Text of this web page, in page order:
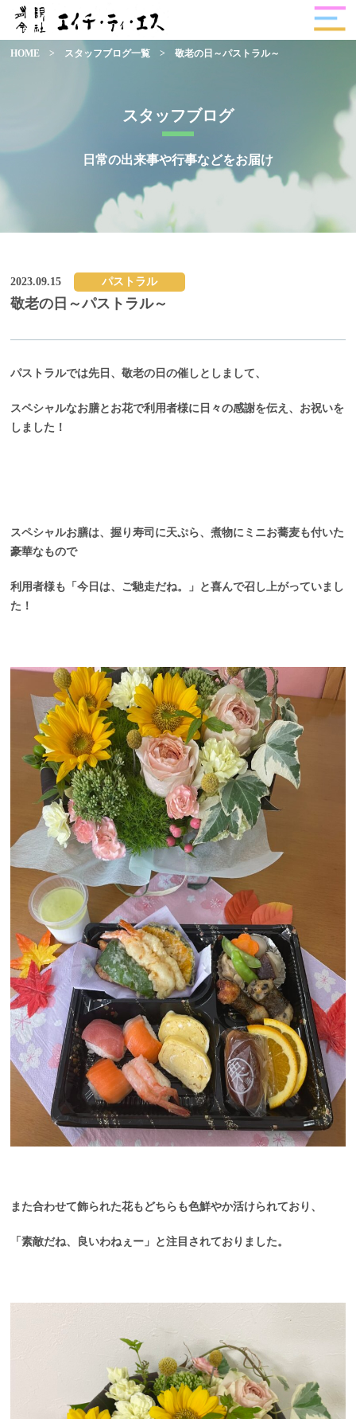
スタッフブログ
日常の出来事や行事などをお届け
HOME > スタッフブログ一覧 > 敬老の日～パストラル～
2023.09.15 パストラル
敬老の日～パストラル～
パストラルでは先日、敬老の日の催しとしまして、
スペシャルなお膳とお花で利用者様に日々の感謝を伝え、お祝いを
しました！
スペシャルお膳は、握り寿司に天ぷら、煮物にミニお蕎麦も付いた
豪華なもので
利用者様も「今日は、ご馳走だね。」と喜んで召し上がっていまし
た！
また合わせて飾られた花もどちらも色鮮やか活けられており、
「素敵だね、良いわねぇー」と注目されておりました。